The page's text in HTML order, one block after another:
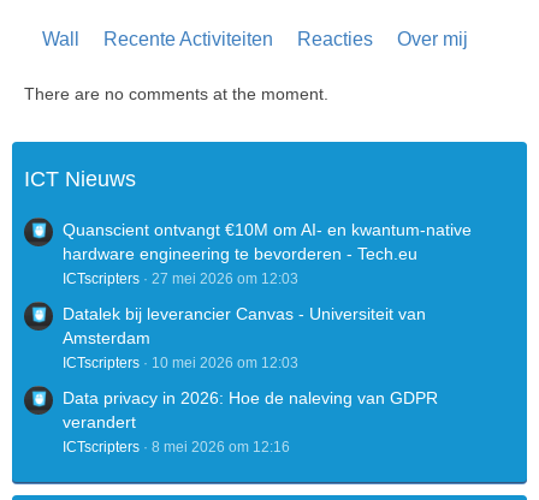
Wall Recente Activiteiten Reacties Over mij
There are no comments at the moment.
ICT Nieuws
Quanscient ontvangt €10M om AI- en kwantum-native
hardware engineering te bevorderen - Tech.eu
ICTscripters 27 mei 2026 om 12:03
Datalek bij leverancier Canvas - Universiteit van
Amsterdam
ICTscripters 10 mei 2026 om 12:03
Data privacy in 2026: Hoe de naleving van GDPR
verandert
ICTscripters 8 mei 2026 om 12:16